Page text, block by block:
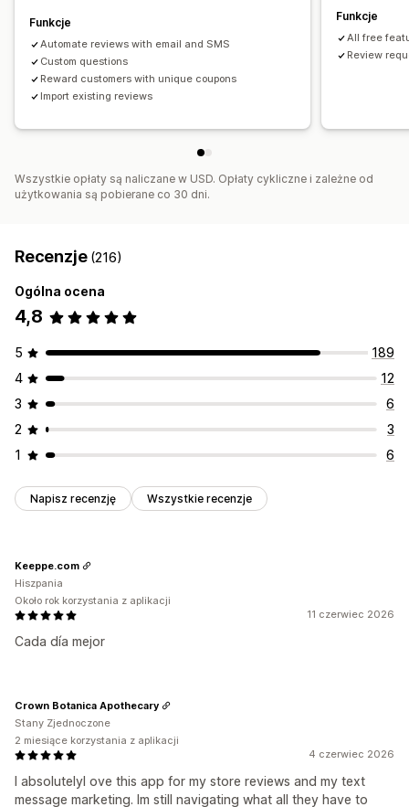
Funkcje
Automate reviews with email and SMS
Custom questions
Reward customers with unique coupons
Import existing reviews
Funkcje
All free
Review
Wszystkie opłaty są naliczane w USD. Opłaty cykliczne i zależne od
użytkowania są pobierane co 30 dni.
Recenzje (216)
Ogólna ocena
4,8
5
189
4
12
3
6
2
3
1
6
Napisz recenzję Wszystkie recenzje
11 czerwiec 2026
Cada día mejor
Keeppe.com
Hiszpania
Około rok korzystania z aplikacji
4 czerwiec 2026
I absolutelyl ove this app for my store reviews and my text
message marketing. Im still navigating what all they have to
Crown Botanica Apothecary
Stany Zjednoczone
2 miesiące korzystania z aplikacji